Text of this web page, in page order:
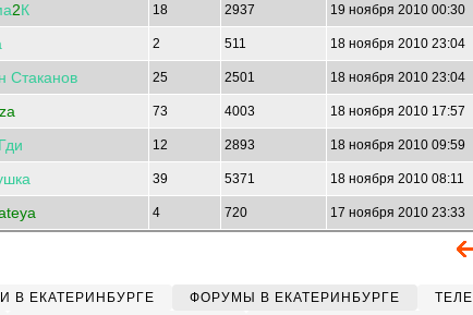
2К 18 2937 19 ноября 2010 00:30
2 511 18 ноября 2010 23:04
Стаканов 25 2501 18 ноября 2010 23:04
73 4003 18 ноября 2010 17:57
12 2893 18 ноября 2010 09:59
39 5371 18 ноября 2010 08:11
4 720 17 ноября 2010 23:33
В ЕКАТЕРИНБУРГЕ ФОРУМЫ В ЕКАТЕРИНБУРГЕ